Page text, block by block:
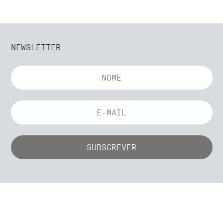
NEWSLETTER